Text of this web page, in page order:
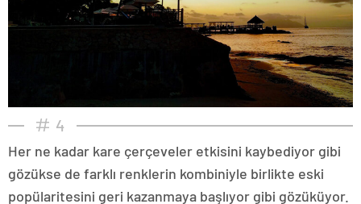
4
Her ne kadar kare çerçeveler etkisini kaybediyor gibi
gözükse de farklı renklerin kombiniyle birlikte eski
popülaritesini geri kazanmaya başlıyor gibi gözüküyor.